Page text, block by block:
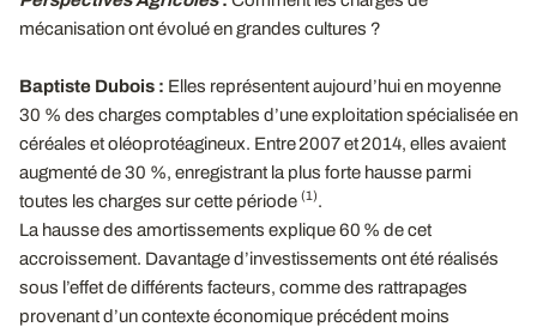
mécanisation ont évolué en grandes cultures ?
Baptiste Dubois : Elles représentent aujourd’hui en moyenne
30 % des charges comptables d’une exploitation spécialisée en
céréales et oléoprotéagineux. Entre 2007 et 2014, elles avaient
augmenté de 30 %, enregistrant la plus forte hausse parmi
toutes les charges sur cette période (1).
La hausse des amortissements explique 60 % de cet
accroissement. Davantage d’investissements ont été réalisés
sous l’effet de différents facteurs, comme des rattrapages
provenant d’un contexte économique précédent moins